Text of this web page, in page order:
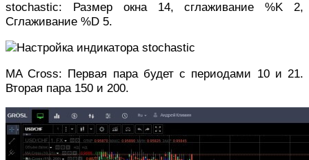
stochastiс: Размер окна 14, сглаживание %K 2,
Сглаживание %D 5.
MA Cross: Первая пара будет с периодами 10 и 21.
Вторая пара 150 и 200.